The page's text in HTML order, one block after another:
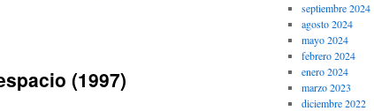
(1997)
septiembre 2024
agosto 2024
mayo 2024
febrero 2024
enero 2024
marzo 2023
diciembre 2022